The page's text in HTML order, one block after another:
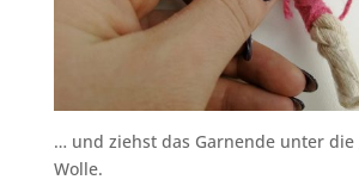
… und ziehst das Garnende unter die
Wolle.